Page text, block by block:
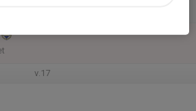
v.17